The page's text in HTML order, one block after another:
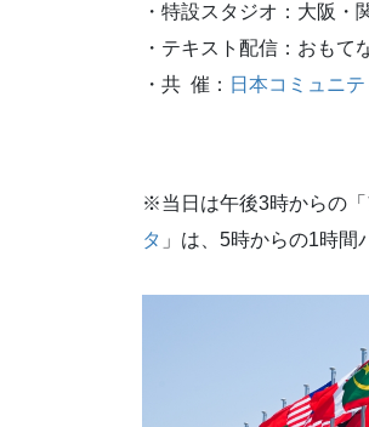
・特設スタジオ：大阪・
・テキスト配信：おもて
・共 催： 日本コミュニ
※当日は午後3時からの「
タ 」は、5時からの1時